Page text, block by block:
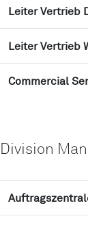
Leiter Vertrieb
Leiter Vertrieb
Commercial
Division